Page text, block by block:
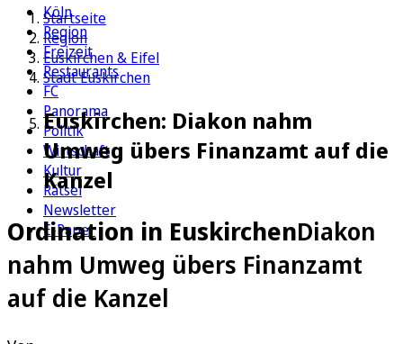
Köln
Region
Freizeit
Restaurants
FC
Panorama
Politik
Wirtschaft
Kultur
Rätsel
Newsletter
E-Paper
Startseite
Region
Euskirchen & Eifel
Stadt Euskirchen
Euskirchen: Diakon nahm
Umweg übers Finanzamt auf die
Kanzel
Ordination in EuskirchenDiakon
nahm Umweg übers Finanzamt
auf die Kanzel